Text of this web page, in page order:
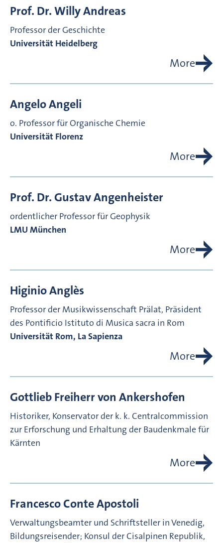
Prof. Dr.WillyAndreas
Professor der Geschichte
Universität Heidelberg
More
AngeloAngeli
o. Professor für Organische Chemie
Universität Florenz
More
Prof. Dr.GustavAngenheister
ordentlicher Professor für Geophysik
LMU München
More
HiginioAnglès
Professor der Musikwissenschaft Prälat, Präsident
des Pontificio Istituto di Musica sacra in Rom
Universität Rom, La Sapienza
More
Gottlieb Freiherr von Ankershofen
Historiker, Konservator der k. k. Centralcommission
zur Erforschung und Erhaltung der Baudenkmale für
Kärnten
More
Francesco ConteApostoli
Verwaltungsbeamter und Schriftsteller in Venedig,
Bildungsreisender; Konsul der Cisalpinen Republik,